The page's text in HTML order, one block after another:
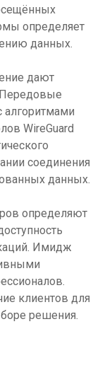
определяет
данных.
дают
алгоритмами
WireGuard
соединения
данных.
определяют
Имидж
клиентов для
решения.